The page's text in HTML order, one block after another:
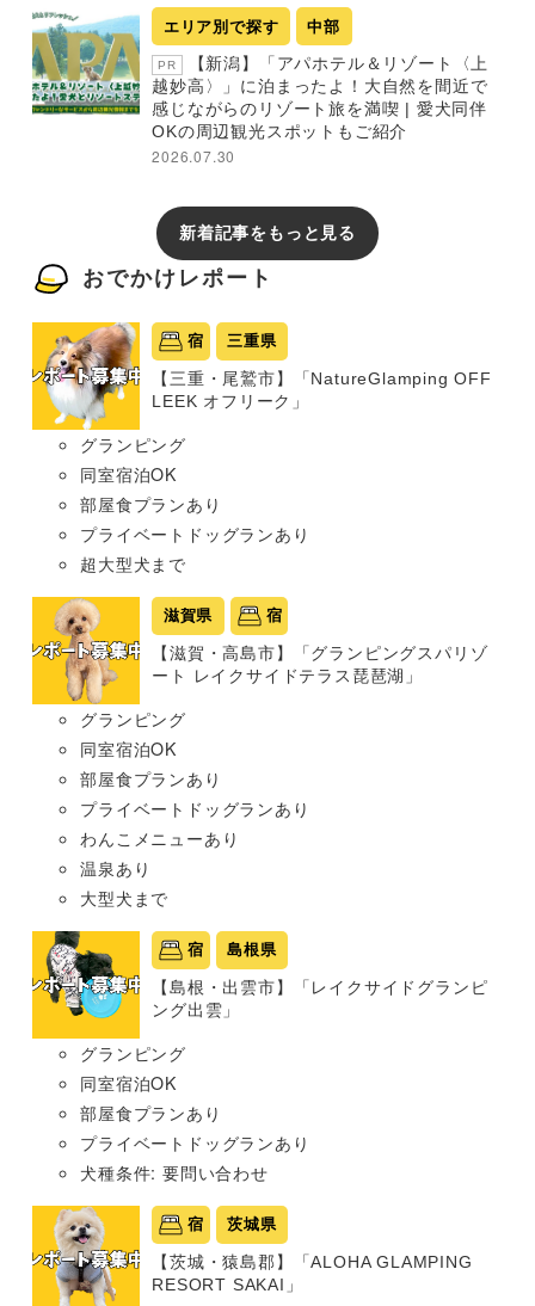
エリア別で探す 中部
PR
【新潟】「アパホテル＆リゾート〈上
越妙高〉」に泊まったよ！大自然を間近で
感じながらのリゾート旅を満喫 | 愛犬同伴
OKの周辺観光スポットもご紹介
2026.07.30
新着記事をもっと見る
おでかけレポート
宿 三重県
【三重・尾鷲市】「NatureGlamping OFF
LEEK オフリーク」
グランピング
同室宿泊OK
部屋食プランあり
プライベートドッグランあり
超大型犬まで
滋賀県 宿
【滋賀・高島市】「グランピングスパリゾ
ート レイクサイドテラス琵琶湖」
グランピング
同室宿泊OK
部屋食プランあり
プライベートドッグランあり
わんこメニューあり
温泉あり
大型犬まで
宿 島根県
【島根・出雲市】「レイクサイドグランピ
ング出雲」
グランピング
同室宿泊OK
部屋食プランあり
プライベートドッグランあり
犬種条件: 要問い合わせ
宿 茨城県
【茨城・猿島郡】「ALOHA GLAMPING
RESORT SAKAI」